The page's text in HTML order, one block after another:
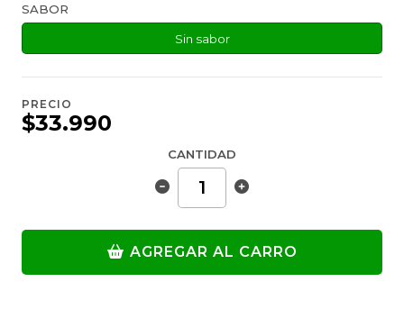
SABOR
Sin sabor
PRECIO
$33.990
CANTIDAD
AGREGAR AL CARRO